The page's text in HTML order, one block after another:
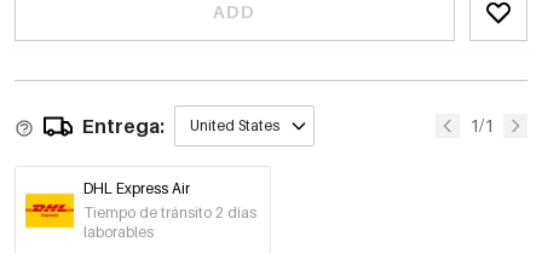
ADD
Entrega: United States 1/1
DHL Express Air
Tiempo de tránsito 2 días
laborables